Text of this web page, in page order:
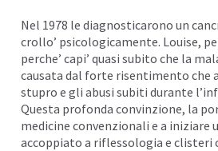
Nel 1978 le diagnosticarono un
crollo’ psicologicamente. Louise,
perche’ capi’ quasi subito che la
causata dal forte risentimento che
stupro e gli abusi subiti durante
Questa profonda convinzione, la
medicine convenzionali e a iniziare
accoppiato a riflessologia e clisteri